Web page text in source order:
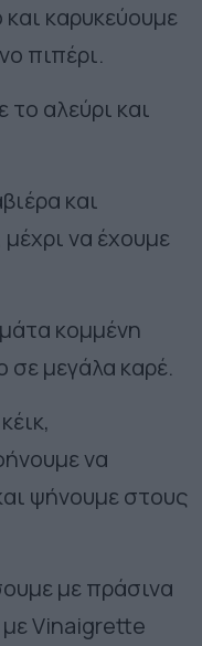
καρυκεύουμε
πιπέρι.
αλεύρι και
και
να έχουμε
κομμένη
σε μεγάλα καρέ.
να
ψήνουμε στους
με πράσινα
Vinaigrette